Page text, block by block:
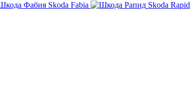
Skoda Fabia Skoda Rapid